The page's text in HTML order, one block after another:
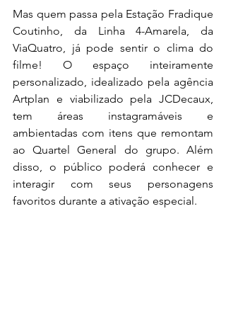
Mas quem passa pela Estação Fradique
Coutinho, da Linha 4-Amarela, da
ViaQuatro, já pode sentir o clima do
filme! O espaço inteiramente
personalizado, idealizado pela agência
Artplan e viabilizado pela JCDecaux,
tem áreas instagramáveis e
ambientadas com itens que remontam
ao Quartel General do grupo. Além
disso, o público poderá conhecer e
interagir com seus personagens
favoritos durante a ativação especial.